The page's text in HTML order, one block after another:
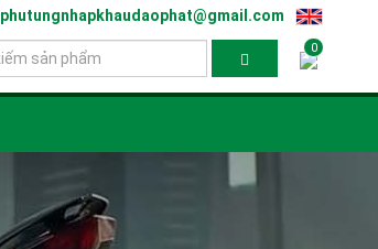
phutungnhapkhaudaophat@gmail.com
0